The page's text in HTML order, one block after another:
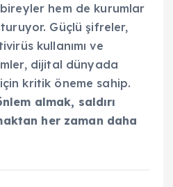
hem de kurumlar
Güçlü şifreler,
kullanımı ve
dijital dünyada
kritik öneme sahip.
almak, saldırı
her zaman daha